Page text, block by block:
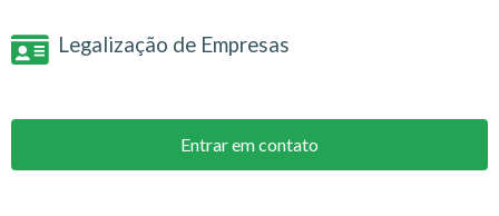
Legalização de Empresas
Entrar em contato